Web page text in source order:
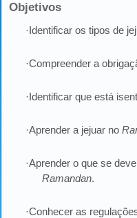
Objetivos
·Identificar os tipos de
·Compreender a
·Identificar que está
·Aprender a jejuar no
·Aprender o que se
Ramandan.
·Conhecer as